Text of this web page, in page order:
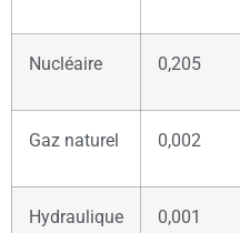
Nucléaire 0,205
Gaz naturel 0,002
Hydraulique 0,001